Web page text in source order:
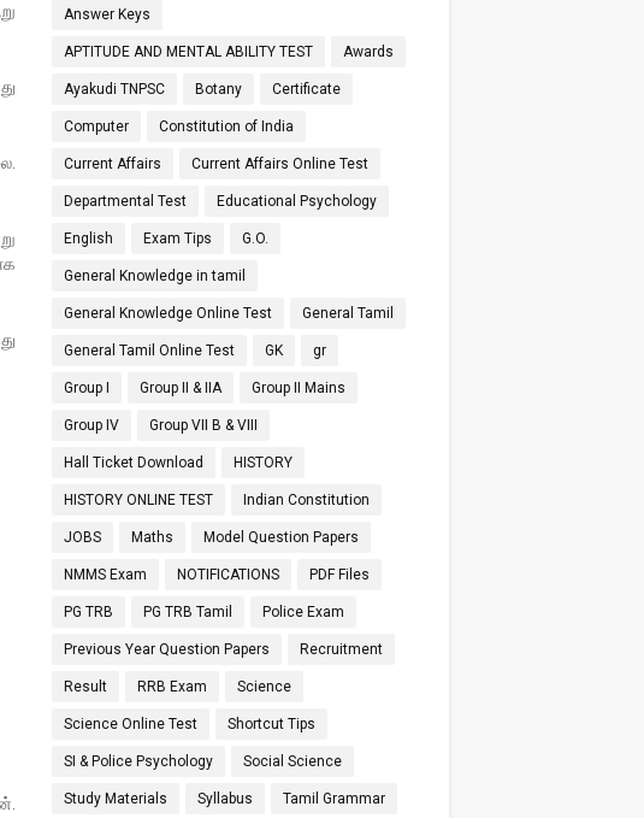
Answer Keys
APTITUDE AND MENTAL ABILITY TEST Awards
Ayakudi TNPSC Botany Certificate
Computer Constitution of India
Current Affairs Current Affairs Online Test
Departmental Test Educational Psychology
English Exam Tips G.O.
General Knowledge in tamil
General Knowledge Online Test General Tamil
General Tamil Online Test GK gr
Group I Group II & IIA Group II Mains
Group IV Group VII B & VIII
Hall Ticket Download HISTORY
HISTORY ONLINE TEST Indian Constitution
JOBS Maths Model Question Papers
NMMS Exam NOTIFICATIONS PDF Files
PG TRB PG TRB Tamil Police Exam
Previous Year Question Papers Recruitment
Result RRB Exam Science
Science Online Test Shortcut Tips
SI & Police Psychology Social Science
Study Materials Syllabus Tamil Grammar